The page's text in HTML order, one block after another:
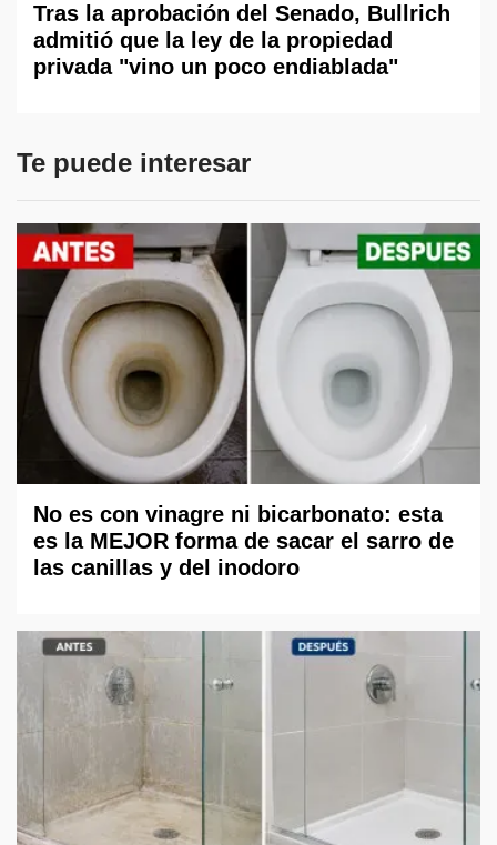
Tras la aprobación del Senado, Bullrich
admitió que la ley de la propiedad
privada "vino un poco endiablada"
Te puede interesar
No es con vinagre ni bicarbonato: esta
es la MEJOR forma de sacar el sarro de
las canillas y del inodoro